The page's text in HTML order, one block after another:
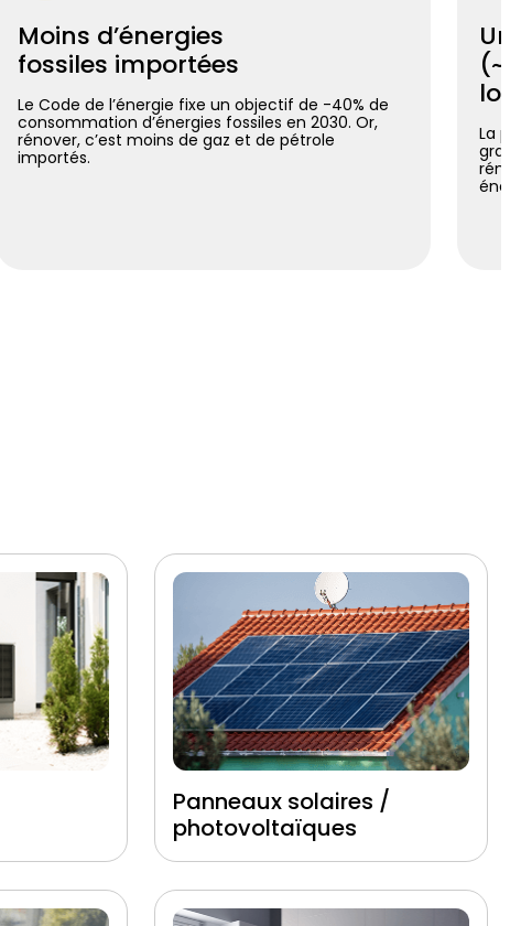
Moins d’énergies
fossiles importées
Le Code de l’énergie fixe un objectif de -40% de
consommation d’énergies fossiles en 2030. Or,
rénover, c’est moins de gaz et de pétrole
importés.
La
Panneaux solaires /
photovoltaïques